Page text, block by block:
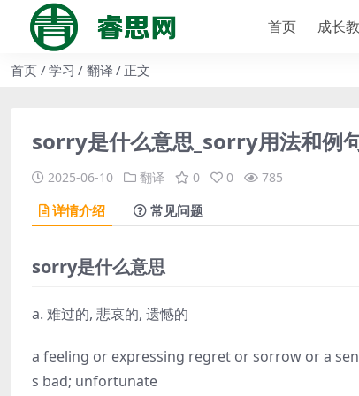
首页 成长
首页 学习 翻译 正文
sorry是什么意思_sorry用法和例
2025-06-10 翻译 0 0 785
详情介绍 常见问题
sorry是什么意思
a. 难过的, 悲哀的, 遗憾的
a feeling or expressing regret or sorrow or a
s bad; unfortunate